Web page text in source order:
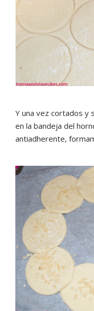
Y una vez cortados y
en la bandeja del
antiadherente,